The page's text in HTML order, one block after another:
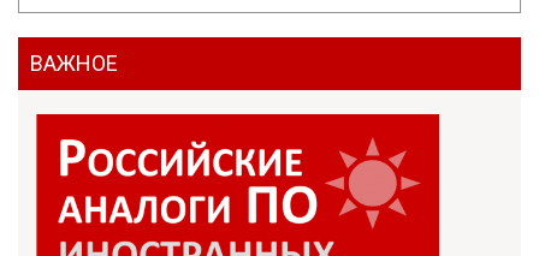
ВАЖНОЕ